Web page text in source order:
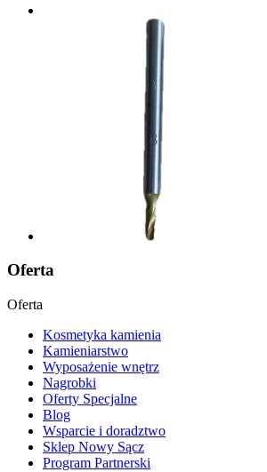
Oferta
Oferta
Kosmetyka kamienia
Kamieniarstwo
Wyposażenie wnętrz
Nagrobki
Oferty Specjalne
Blog
Wsparcie i doradztwo
Sklep Nowy Sącz
Program Partnerski